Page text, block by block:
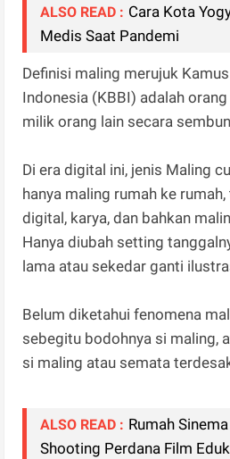
ALSO READ : Cara Kota
Medis Saat Pandemi
Definisi maling merujuk
Indonesia (KBBI) adalah
milik orang lain secara
Di era digital ini, jenis Maling
hanya maling rumah ke
digital, karya, dan bahkan
Hanya diubah setting
lama atau sekedar ganti
Belum diketahui fenomena
sebegitu bodohnya si maling,
si maling atau semata
ALSO READ : Rumah
Shooting Perdana Film